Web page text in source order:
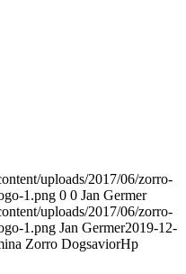
uploads/2017/06/zorro-
1.png 0 0 Jan Germer
uploads/2017/06/zorro-
1.png Jan Germer2019-12-
Zorro DogsaviorHp